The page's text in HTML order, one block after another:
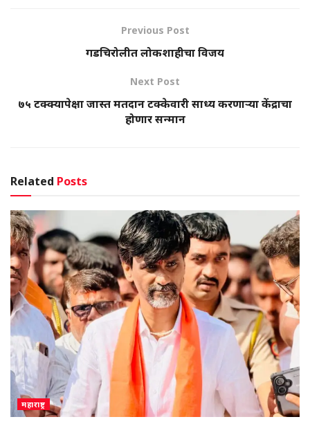
Previous Post
गडचिरोलीत लोकशाहीचा विजय
Next Post
७५ टक्क्‍यापेक्षा जास्‍त मतदान टक्केवारी साध्‍य करणाऱ्या केंद्राचा
होणार सन्‍मान
Related Posts
महाराष्ट्र